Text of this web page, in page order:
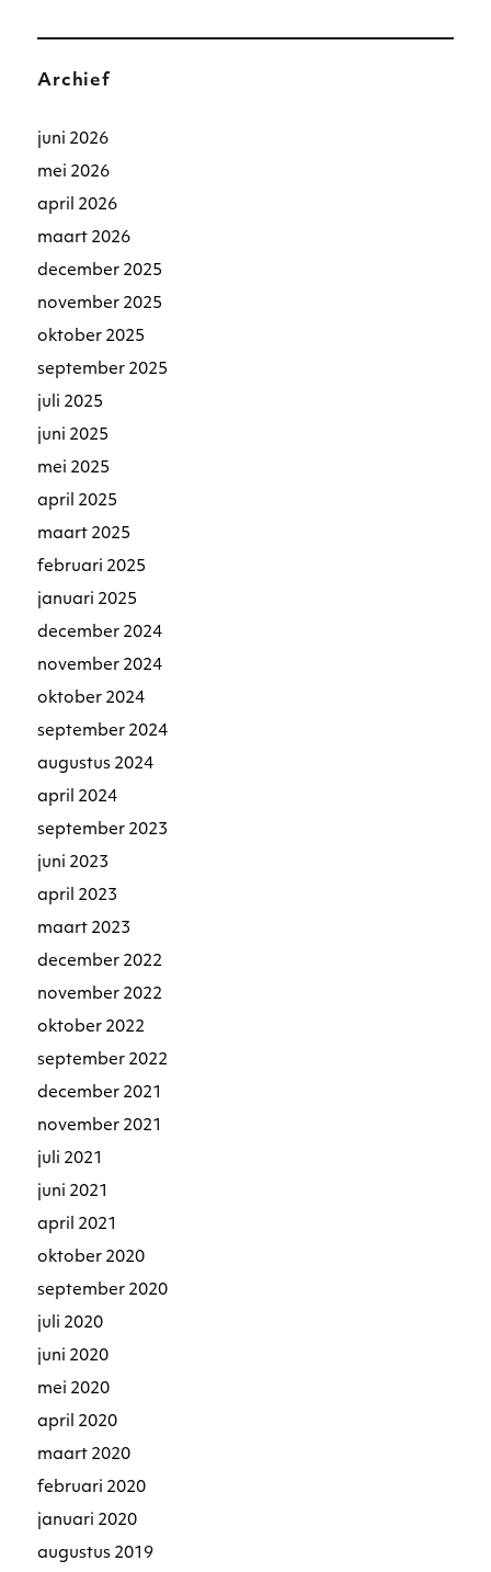
Archief
juni 2026
mei 2026
april 2026
maart 2026
december 2025
november 2025
oktober 2025
september 2025
juli 2025
juni 2025
mei 2025
april 2025
maart 2025
februari 2025
januari 2025
december 2024
november 2024
oktober 2024
september 2024
augustus 2024
april 2024
september 2023
juni 2023
april 2023
maart 2023
december 2022
november 2022
oktober 2022
september 2022
december 2021
november 2021
juli 2021
juni 2021
april 2021
oktober 2020
september 2020
juli 2020
juni 2020
mei 2020
april 2020
maart 2020
februari 2020
januari 2020
augustus 2019